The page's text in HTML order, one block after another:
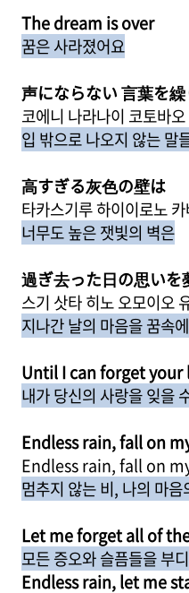
The dream is over
꿈은 사라졌어요
声にならない 言葉を
코에니 나라나이 코토바
입 밖으로 나오지 않는 말
高すぎる灰色の壁は
타카스기루 하이이로노
너무도 높은 잿빛의 벽은
過ぎ去った日の思いを
스기 삿타 히노 오모이오
지나간 날의 마음을 꿈속
Until I can forget your
내가 당신의 사랑을 잊을
Endless rain, fall on
Endless rain, fall on
멈추지 않는 비, 나의 마
Let me forget all of
모든 증오와 슬픔들을 부
Endless rain, let me